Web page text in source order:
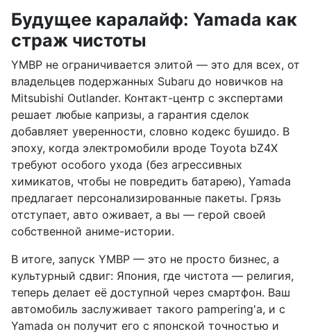
Будущее каралайф: Yamada как
страж чистоты
YMBP не ограничивается элитой — это для всех, от
владельцев подержанных Subaru до новичков на
Mitsubishi Outlander. Контакт-центр с экспертами
решает любые капризы, а гарантия сделок
добавляет уверенности, словно кодекс бушидо. В
эпоху, когда электромобили вроде Toyota bZ4X
требуют особого ухода (без агрессивных
химикатов, чтобы не повредить батарею), Yamada
предлагает персонализированные пакеты. Грязь
отступает, авто оживает, а вы — герой своей
собственной аниме-истории.
В итоге, запуск YMBP — это не просто бизнес, а
культурный сдвиг: Япония, где чистота — религия,
теперь делает её доступной через смартфон. Ваш
автомобиль заслуживает такого pampering'а, и с
Yamada он получит его с японской точностью и